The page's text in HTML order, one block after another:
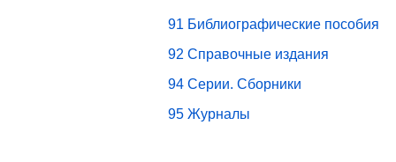
91 Библиографические пособия
92 Справочные издания
94 Серии. Сборники
95 Журналы